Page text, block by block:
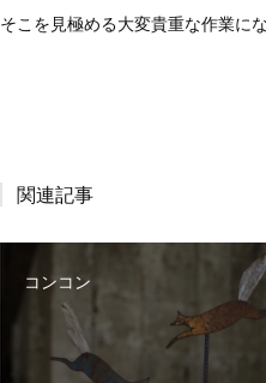
そこを見極める大変貴重な作業に
関連記事
コンコン